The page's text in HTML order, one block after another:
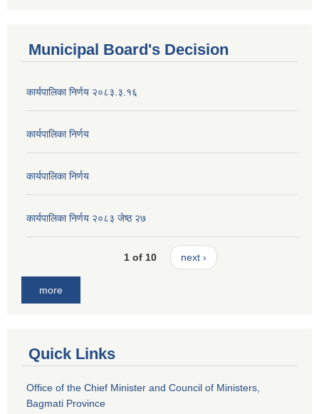
Municipal Board's Decision
कार्यपालिका निर्णय २०८३.३.१६
कार्यपालिका निर्णय
कार्यपालिका निर्णय
कार्यपालिका निर्णय २०८३ जेष्ठ २७
1 of 10 next ›
more
Quick Links
Office of the Chief Minister and Council of Ministers,
Bagmati Province